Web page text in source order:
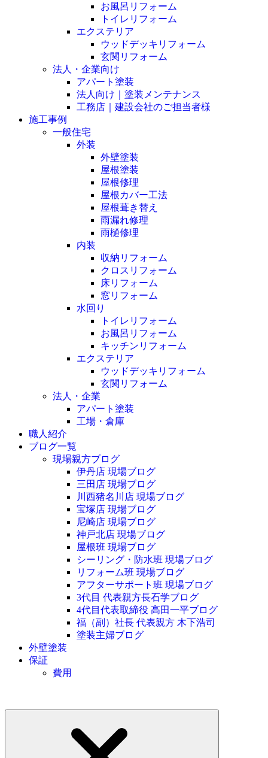
お風呂リフォーム
トイレリフォーム
エクステリア
ウッドデッキリフォーム
玄関リフォーム
法人・企業向け
アパート塗装
法人向け｜塗装メンテナンス
工務店｜建設会社のご担当者様
施工事例
一般住宅
外装
外壁塗装
屋根塗装
屋根修理
屋根カバー工法
屋根葺き替え
雨漏れ修理
雨樋修理
内装
収納リフォーム
クロスリフォーム
床リフォーム
窓リフォーム
水回り
トイレリフォーム
お風呂リフォーム
キッチンリフォーム
エクステリア
ウッドデッキリフォーム
玄関リフォーム
法人・企業
アパート塗装
工場・倉庫
職人紹介
ブログ一覧
現場親方ブログ
伊丹店 現場ブログ
三田店 現場ブログ
川西猪名川店 現場ブログ
宝塚店 現場ブログ
尼崎店 現場ブログ
神戸北店 現場ブログ
屋根班 現場ブログ
シーリング・防水班 現場ブログ
リフォーム班 現場ブログ
アフターサポート班 現場ブログ
3代目 代表親方長石学ブログ
4代目代表取締役 高田一平ブログ
福（副）社長 代表親方 木下浩司
塗装主婦ブログ
外壁塗装
保証
費用